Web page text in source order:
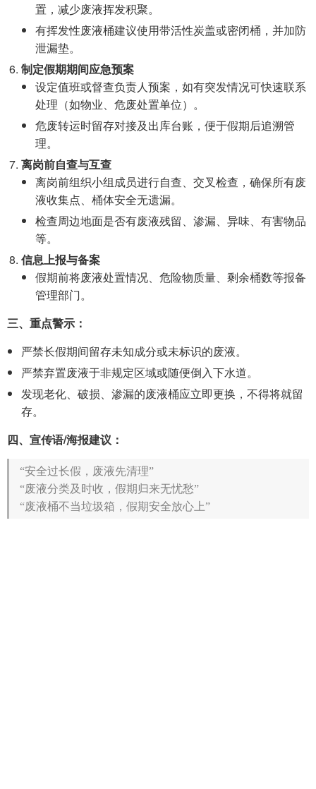
置，减少废液挥发积聚。
有挥发性废液桶建议使用带活性炭盖或密闭桶，并加防
泄漏垫。
制定假期期间应急预案
设定值班或督查负责人预案，如有突发情况可快速联系
处理（如物业、危废处置单位）。
危废转运时留存对接及出库台账，便于假期后追溯管
理。
离岗前自查与互查
离岗前组织小组成员进行自查、交叉检查，确保所有废
液收集点、桶体安全无遗漏。
检查周边地面是否有废液残留、渗漏、异味、有害物品
等。
信息上报与备案
假期前将废液处置情况、危险物质量、剩余桶数等报备
管理部门。
三、重点警示：
严禁长假期间留存未知成分或未标识的废液。
严禁弃置废液于非规定区域或随便倒入下水道。
发现老化、破损、渗漏的废液桶应立即更换，不得将就留
存。
四、宣传语/海报建议：
“安全过长假，废液先清理”
“废液分类及时收，假期归来无忧愁”
“废液桶不当垃圾箱，假期安全放心上”